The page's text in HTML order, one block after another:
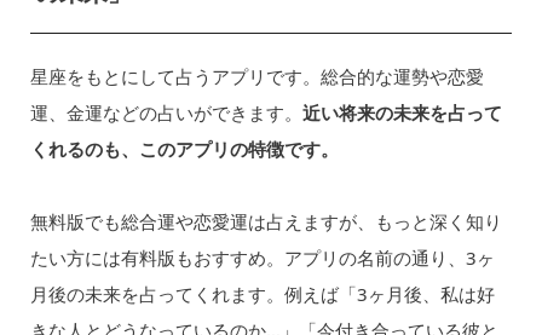
星座をもとにして占うアプリです。総合的な運勢や恋愛
運、金運などの占いができます。 近い将来の未来を占って
くれるのも、このアプリの特徴です。
無料版でも総合運や恋愛運は占えますが、もっと深く知り
たい方には有料版もおすすめ。アプリの名前の通り、3ヶ
月後の未来を占ってくれます。例えば「3ヶ月後、私は好